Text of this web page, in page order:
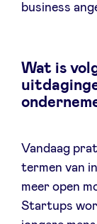
business
Wat is
Vandaag
termen van
meer open
Startups